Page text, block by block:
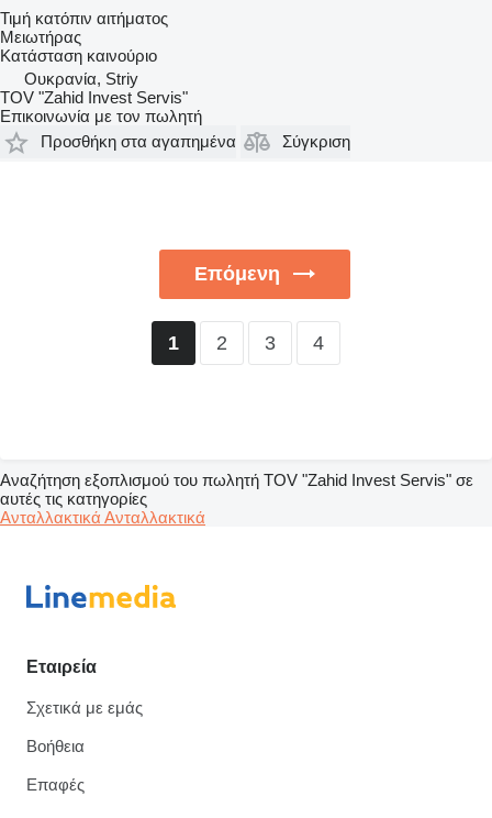
Τιμή κατόπιν αιτήματος
Μειωτήρας
Κατάσταση καινούριο
Ουκρανία, Striy
TOV "Zahid Invest Servis"
Επικοινωνία με τον πωλητή
Προσθήκη στα αγαπημένα
Σύγκριση
Επόμενη
1 2 3 4
Αναζήτηση εξοπλισμού του πωλητή TOV "Zahid Invest Servis" σε
αυτές τις κατηγορίες
Ανταλλακτικά Ανταλλακτικά
Εταιρεία
Σχετικά με εμάς
Βοήθεια
Επαφές